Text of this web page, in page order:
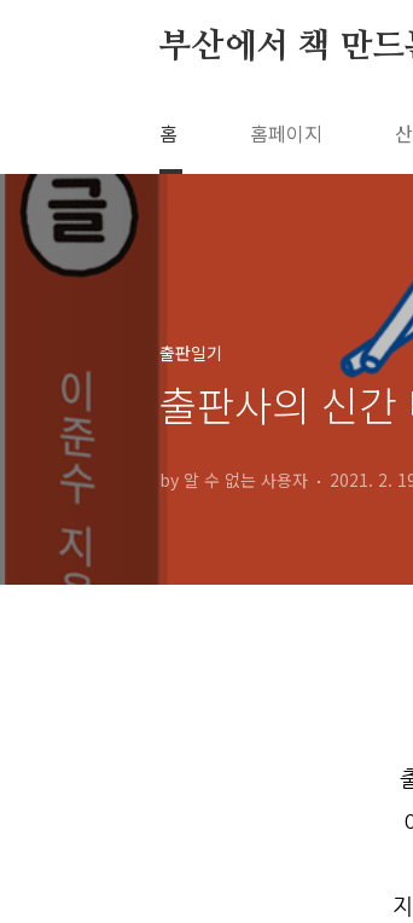
부산에서 책 만
홈 홈페이지
출판일기
출판사의 신간
by 알 수 없는 사용자 2021. 2.